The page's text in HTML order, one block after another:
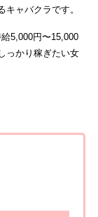
ャバクラです。
5,000円〜15,000
っかり稼ぎたい女